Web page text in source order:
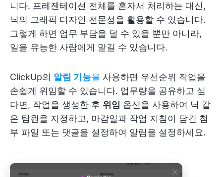
니다. 프레젠테이션 전체를 혼자서 처리하는 대신,
닉의 그래픽 디자인 전문성을 활용할 수 있습니다.
그렇게 하면 업무 부담을 덜 수 있을 뿐만 아니라,
일을 유능한 사람에게 맡길 수 있습니다.
ClickUp의 알림 기능을 사용하면 우선순위 작업을
손쉽게 위임할 수 있습니다. 업무량을 공유하고 싶
다면, 작업을 생성한 후 위임 옵션을 사용하여 닉 같
은 팀원을 지정하고, 마감일과 작업 지침이 담긴 첨
부 파일 또는 댓글을 설정하여 알림을 설정하세요.